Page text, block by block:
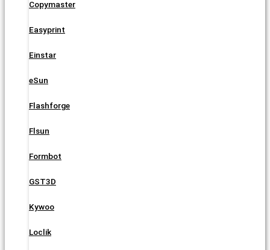
Copymaster
Easyprint
Einstar
eSun
Flashforge
Flsun
Formbot
GST3D
Kywoo
Loclik